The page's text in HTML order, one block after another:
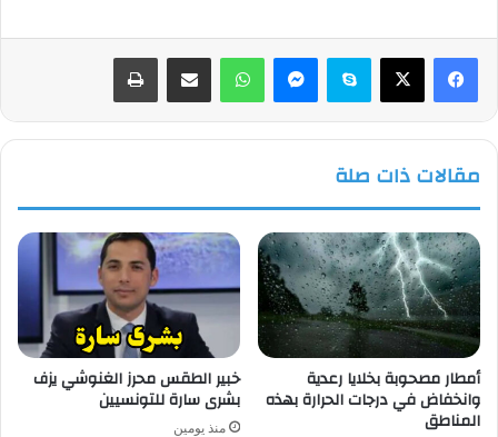
فيسبوك سكايب واتساب
مقالات ذات صلة
أمطار مصحوبة بخلايا رعدية
وانخفاض في درجات الحرارة بهذه
المناطق
خبير الطقس محرز الغنوشي يزف
بشرى سارة للتونسيين
منذ يومين